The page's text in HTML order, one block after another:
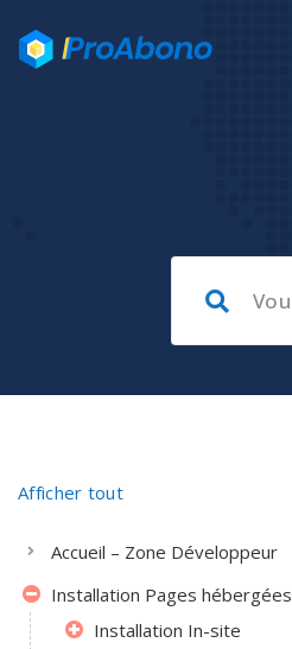
Afficher tout
Accueil – Zone Développeur
Installation Pages hébergées
Installation In-site